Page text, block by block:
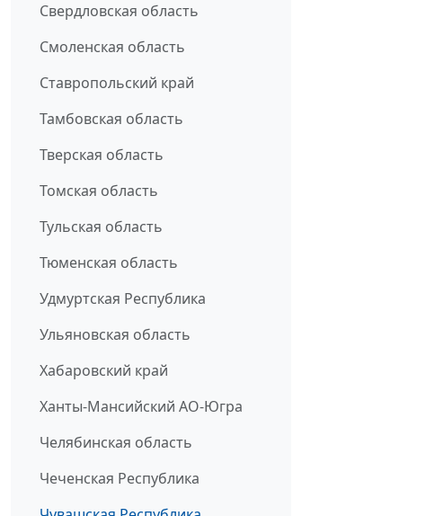
Свердловская область
Смоленская область
Ставропольский край
Тамбовская область
Тверская область
Томская область
Тульская область
Тюменская область
Удмуртская Республика
Ульяновская область
Хабаровский край
Ханты-Мансийский АО-Югра
Челябинская область
Чеченская Республика